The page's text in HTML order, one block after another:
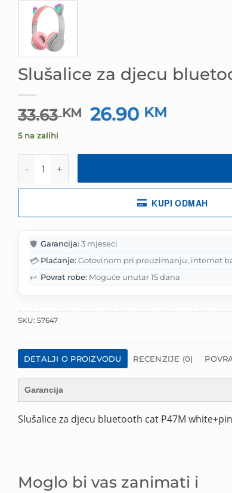
Slušalice za djecu
33.63KM
Izvorna
cijena
je:
26.90 KM
26.90
5 na zalihi
KUPI ODMAH
🛡️ Garancija:3 mjeseci
💳 Plaćanje:Gotovinom pri preuzimanju, internet
↩️ Povrat robe: Moguće unutar 15 dana
SKU: 57647
DETALJI O PROIZVODU RECENZIJE (0)
Garancija
Slušalice za djecu bluetooth cat P47M
Moglo bi vas zanimati i